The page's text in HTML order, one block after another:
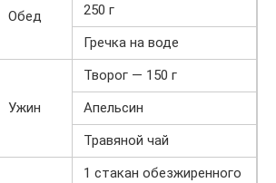
Обед
250 г
Гречка на воде
Ужин
Творог — 150 г
Апельсин
Травяной чай
1 стакан обезжиренного